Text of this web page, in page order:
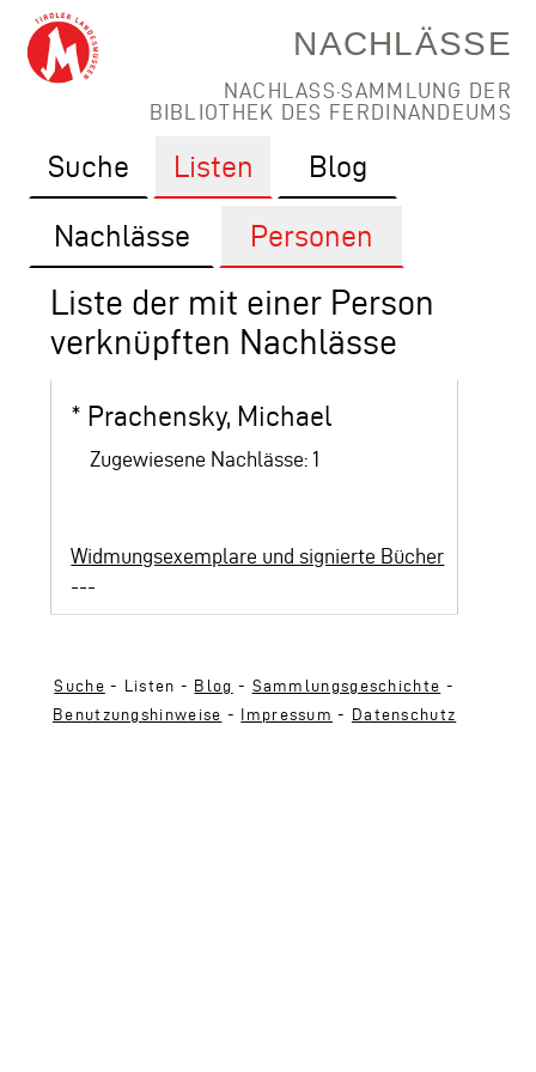
NACHLÄSSE
NACHLASS·SAMMLUNG DER
BIBLIOTHEK DES FERDINANDEUMS
Suche Listen Blog
Nachlässe Personen
Liste der mit einer Person
verknüpften Nachlässe
* Prachensky, Michael
Zugewiesene Nachlässe: 1
Widmungsexemplare und signierte Bücher
---
Suche - Listen - Blog - Sammlungsgeschichte -
Benutzungshinweise - Impressum - Datenschutz